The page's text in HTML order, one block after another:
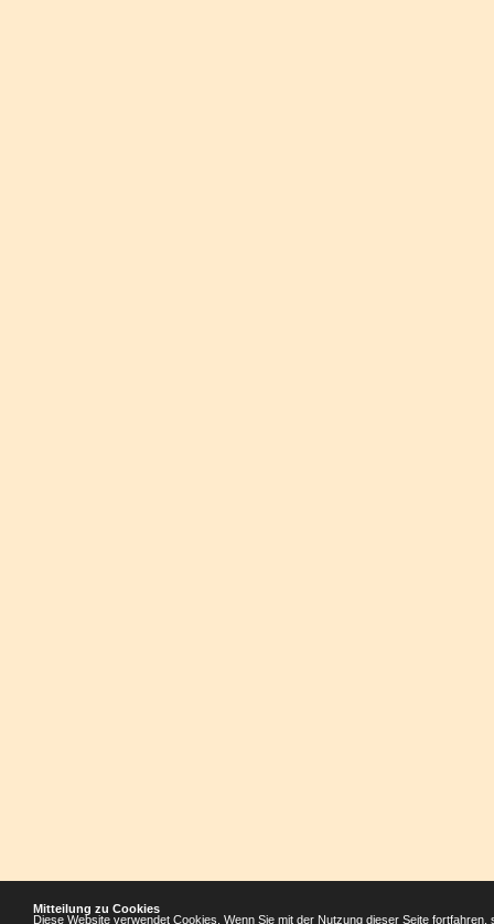
Mitteilung zu Cookies
Diese Website verwendet Cookies. Wenn Sie mit der Nutzung dieser Seite